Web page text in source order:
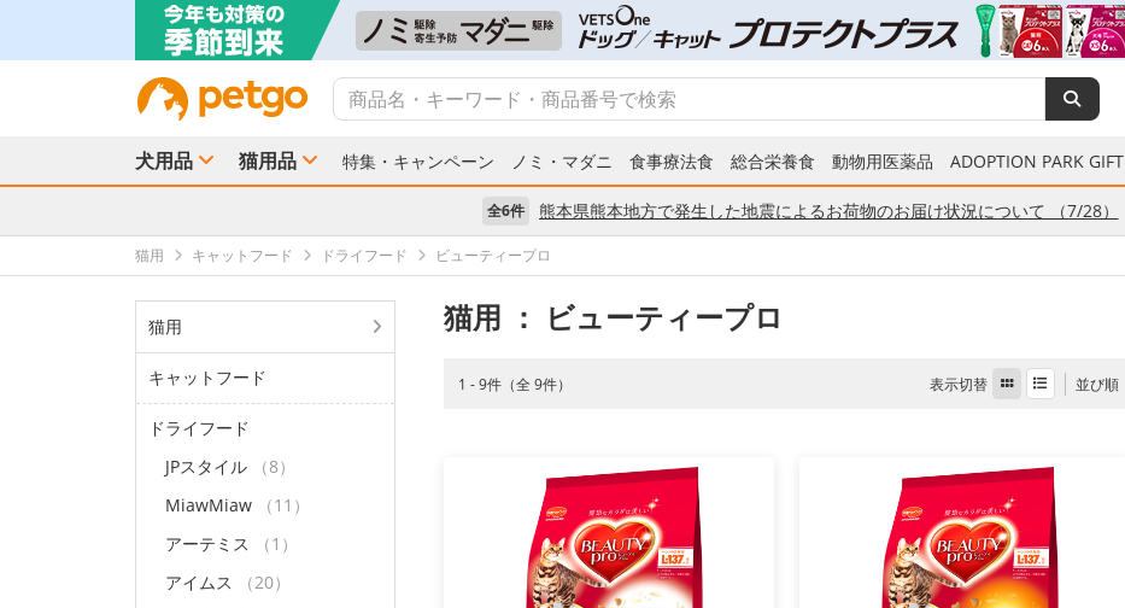
犬用品 猫用品 特集・キャンペーン ノミ・マダニ 食事療法食 総合栄養食 動物用医薬品 ADOPTION PARK GIFT
全6件 熊本県熊本地方で発生した地震によるお荷物のお届け状況について （7/28）
猫用 キャットフード ドライフード ビューティープロ
猫用
キャットフード
ドライフード
JPスタイル
（8）
MiawMiaw
（11）
アーテミス
（1）
アイムス
（20）
猫用 ： ビューティープロ
1 - 9件（全 9件） 表示切替 並び順